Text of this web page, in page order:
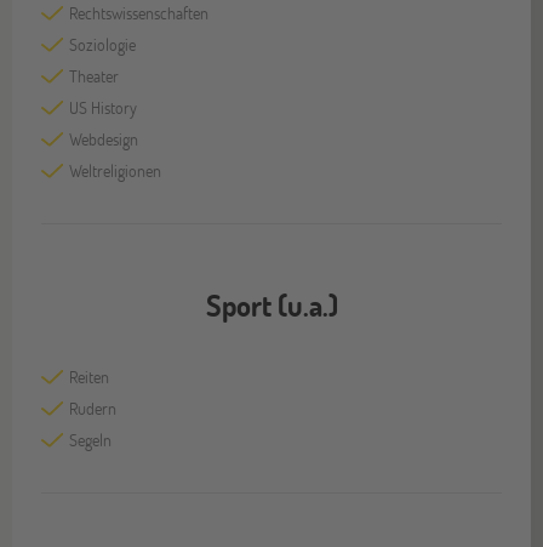
Rechtswissenschaften
Soziologie
Theater
US History
Webdesign
Weltreligionen
Sport (u.a.)
Reiten
Rudern
Segeln